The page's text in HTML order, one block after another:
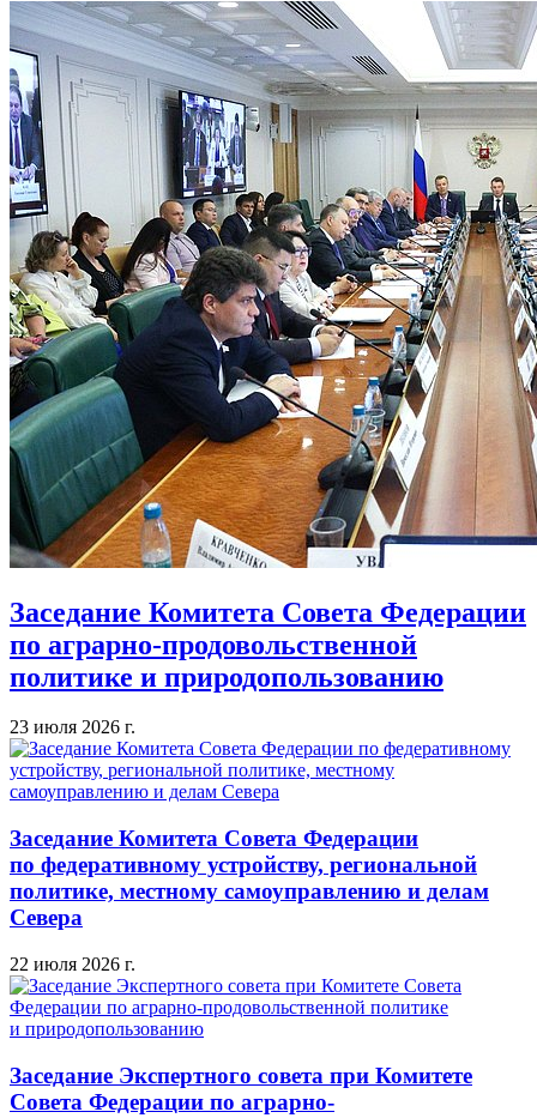
Заседание Комитета Совета Федерации
по аграрно-продовольственной
политике и природопользованию
23 июля 2026 г.
Заседание Комитета Совета Федерации
по федеративному устройству, региональной
политике, местному самоуправлению и делам
Севера
22 июля 2026 г.
Заседание Экспертного совета при Комитете
Совета Федерации по аграрно-